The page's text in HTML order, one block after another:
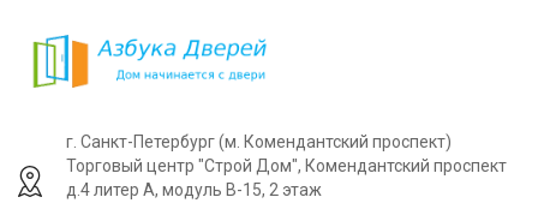
Межкомнатная дверь Валенсия ДО античный орех..
17 770р.
г. Санкт-Петербург (м. Комендантский проспект)
Торговый центр "Строй Дом", Комендантский проспект
д.4 литер А, модуль В-15, 2 этаж